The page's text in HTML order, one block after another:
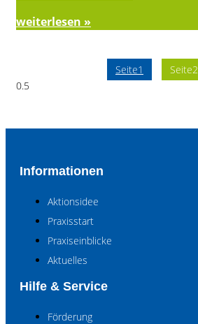
weiterlesen »
Seite1 Seite2
Informationen
Aktionsidee
Praxisstart
Praxiseinblicke
Aktuelles
Hilfe & Service
Förderung